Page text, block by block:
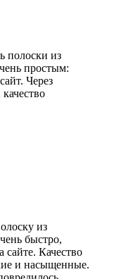
полоски из
простым:
Через
из
быстро,
сайте. Качество
и насыщенные.